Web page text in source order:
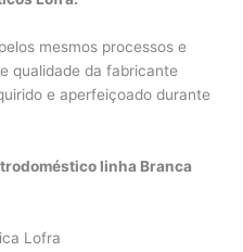
mesmos processos e
qualidade da fabricante
e aperfeiçoado durante
linha Branca
Lofra